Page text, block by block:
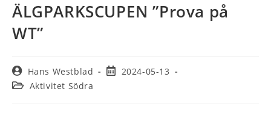
ÄLGPARKSCUPEN ”Prova på
WT”
Hans Westblad
2024-05-13
Aktivitet Södra